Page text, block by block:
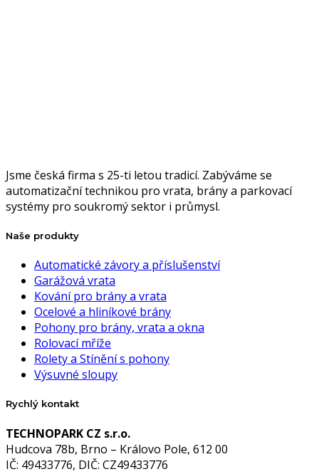
Jsme česká firma s 25-ti letou tradicí. Zabýváme se
automatizační technikou pro vrata, brány a parkovací
systémy pro soukromý sektor i průmysl.
Naše produkty
Automatické závory a příslušenství
Garážová vrata
Kování pro brány a vrata
Ocelové a hliníkové brány
Pohony pro brány, vrata a okna
Rolovací mříže
Rolety a Stínění s pohony
Výsuvné sloupy
Rychlý kontakt
TECHNOPARK CZ s.r.o.
Hudcova 78b, Brno – Královo Pole, 612 00
IČ: 49433776, DIČ: CZ49433776